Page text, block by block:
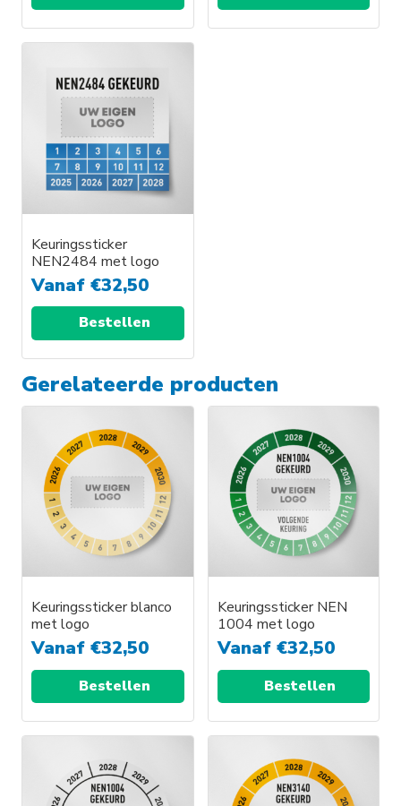
Keuringssticker
NEN2484 met logo
Vanaf €32,50
Bestellen
Gerelateerde producten
Keuringssticker blanco
met logo
Vanaf €32,50
Bestellen
Keuringssticker NEN
1004 met logo
Vanaf €32,50
Bestellen